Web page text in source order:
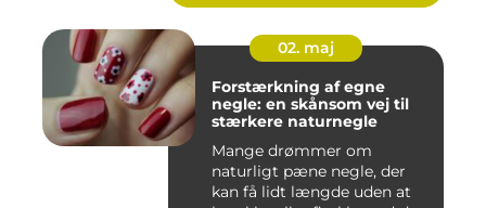
02. maj
Forstærkning af egne
negle: en skånsom vej til
stærkere naturnegle
Mange drømmer om
naturligt pæne negle, der
kan få lidt længde uden at